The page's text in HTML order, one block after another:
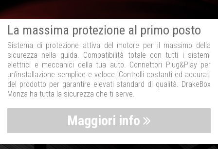
La massima protezione al primo posto
Sistema di protezione attiva del motore per il massimo della
sicurezza nella guida. Compatibilità totale con tutti i sistemi
elettrici e meccanici della tua auto. Connettori Plug&Play per
un’installazione semplice e veloce. Controlli costanti ed accurati
del prodotto per garantire elevati standard di qualità. DrakeBox
Monza ha tutta la sicurezza che ti serve.
Maggiori info